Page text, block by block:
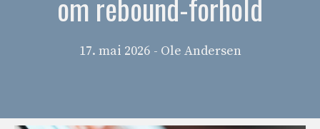
17. mai 2026 - Ole Andersen